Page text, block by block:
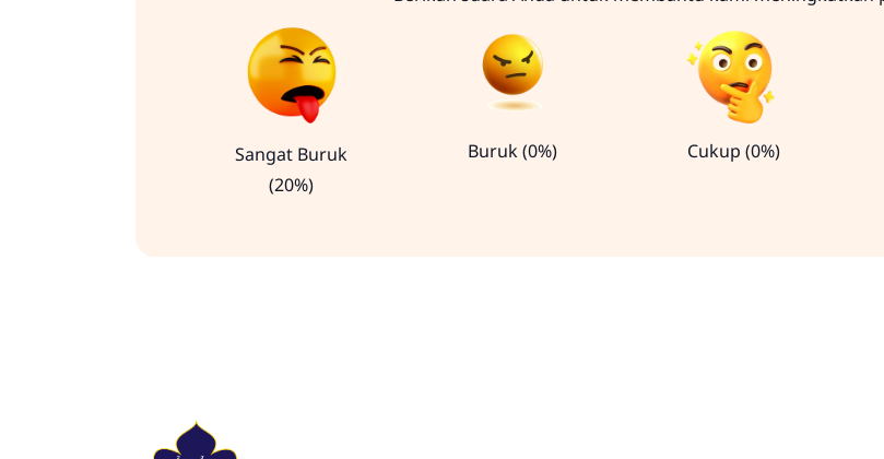
Sangat Buruk
(20%)
Buruk (0%) Cukup (0%)